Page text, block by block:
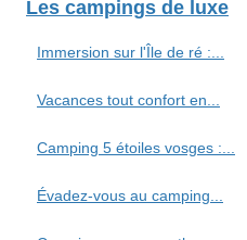
Les campings de luxe
Immersion sur l'Île de ré :...
Vacances tout confort en...
Camping 5 étoiles vosges :...
Évadez-vous au camping...